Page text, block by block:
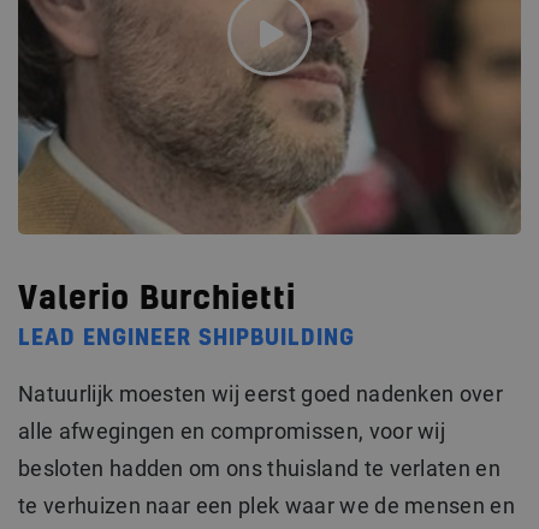
Valerio Burchietti
LEAD ENGINEER SHIPBUILDING
Natuurlijk moesten wij eerst goed nadenken over
alle afwegingen en compromissen, voor wij
besloten hadden om ons thuisland te verlaten en
te verhuizen naar een plek waar we de mensen en